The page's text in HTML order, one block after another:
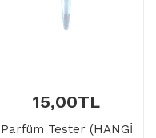
15,00TL
Parfüm Tester (HANGİ